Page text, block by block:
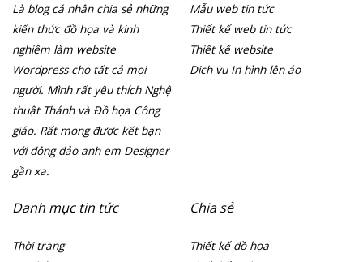
Là blog cá nhân chia sẻ những
kiến thức đồ họa và kinh
nghiệm làm website
Wordpress cho tất cả mọi
người. Mình rất yêu thích Nghệ
thuật Thánh và Đồ họa Công
giáo. Rất mong được kết bạn
với đông đảo anh em Designer
gần xa.
Mẫu web tin tức
Thiết kế web tin tức
Thiết kế website
Dịch vụ In hình lên áo
Danh mục tin tức
Thời trang
Chia sẻ
Thiết kế đồ họa